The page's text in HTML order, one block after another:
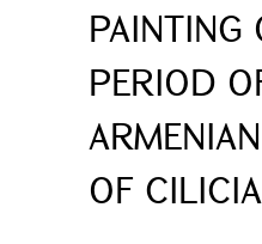
PAINTING
PERIOD
OF CILICIA